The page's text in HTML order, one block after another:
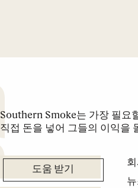
Southern Smoke는 가장 필요
직접 돈을 넣어 그들의 이익을
도움 받기